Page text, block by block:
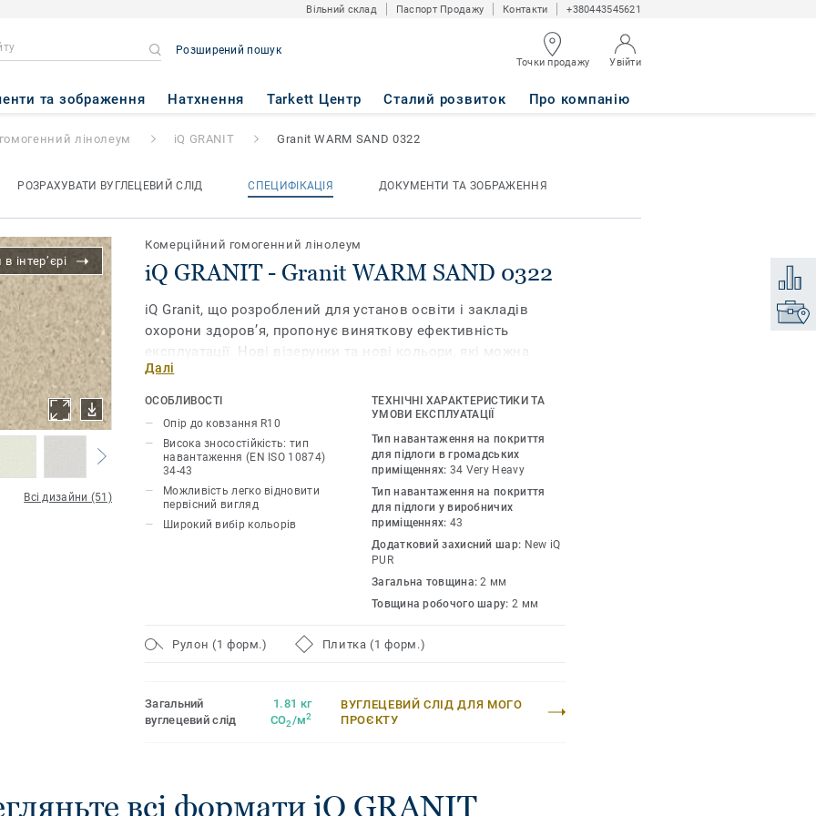
Вільний склад Паспорт Продажу Контакти +380443545621
Розширений пошук
Точки продажу Увійти
та зображення Натхнення Tarkett Центр Сталий розвиток Про компанію
WARM SAND 0322
лінолеум iQ GRANIT Granit WARM SAND 0322
РОЗРАХУВАТИ ВУГЛЕЦЕВИЙ СЛІД СПЕЦИФІКАЦІЯ ДОКУМЕНТИ ТА ЗОБРАЖЕННЯ
інтер’єрі
Всі дизайни (51)
Комерційний гомогенний лінолеум
iQ GRANIT - Granit WARM SAND 0322
iQ Granit, що розроблений для установ освіти і закладів
охорони здоров’я, пропонує виняткову ефективність
експлуатації. Нові візерунки та нові кольори, які можна
поєднувати, але також які красиві самі по собі. iQ Granit
забезпечує надзвичайну довговічність, а також чудову
стійкість до зносу, плям і стирання для всіх місць з
інтенсивним рухом. Немає потреби в мастиках чи воску,
достатньо простого сухого полірування, щоб відновити
початковий вигляд цї підлоги. Завдяки різноманітності
форматів і узгоджених аксесуарів, включно з варіантами
акустичних, антистатичних і стійких до ковзання покриттів
для підлог, iQ Granit є справжньою пропозицією багатьох
Далі
ОСОБЛИВОСТІ
Опір до ковзання R10
Висока зносостійкість: тип
навантаження (EN ISO 10874)
34-43
Можливість легко відновити
первісний вигляд
Широкий вибір кольорів
ТЕХНІЧНІ ХАРАКТЕРИСТИКИ ТА
УМОВИ ЕКСПЛУАТАЦІЇ
Тип навантаження на покриття
для підлоги в громадських
приміщеннях: 34 Very Heavy
Тип навантаження на покриття
для підлоги у виробничих
приміщеннях: 43
Додатковий захисний шар: New iQ
PUR
Загальна товщина:2 мм
Товщина робочого шару: 2 мм
Рулон (1 форм.) Плитка (1 форм.)
Загальний
вуглецевий слід
1.81 кг
CO2/м2
ВУГЛЕЦЕВИЙ СЛІД ДЛЯ МОГО
ПРОЄКТУ
всі формати iQ GRANIT